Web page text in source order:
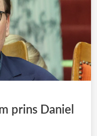
prins Daniel